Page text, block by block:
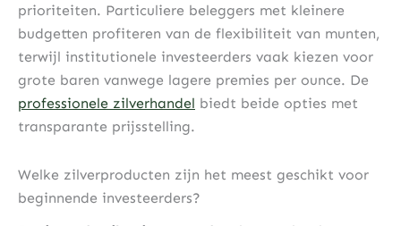
prioriteiten. Particuliere beleggers met kleinere
budgetten profiteren van de flexibiliteit van munten,
terwijl institutionele investeerders vaak kiezen voor
grote baren vanwege lagere premies per ounce. De
professionele zilverhandel biedt beide opties met
transparante prijsstelling.
Welke zilverproducten zijn het meest geschikt voor
beginnende investeerders?